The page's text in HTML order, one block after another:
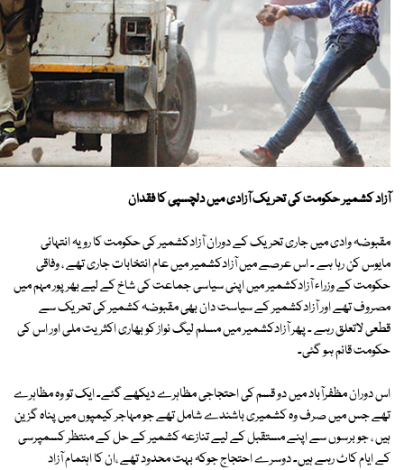
آزاد کشمیر حکومت کی تحریک آزادی میں دلچسپی کا فقدان
مقبوضہ وادی میں جاری تحریک کے دوران آزادکشمیر کی حکومت کا رویہ انتہائی
مایوس کن رہا ہے ۔ اس عرصے میں آزادکشمیر میں عام انتخابات جاری تھے ، وفاقی
حکومت کے وزراء آزادکشمیر میں اپنی سیاسی جماعت کی شاخ کے لیے بھرپور مہم میں
مصروف تھے اور آزادکشمیر کے سیاست دان بھی مقبوضہ کشمیر کی تحریک سے
قطعی لاتعلق رہے ۔ پھر آزادکشمیر میں مسلم لیگ نواز کو بھاری اکثریت ملی اور اس کی
حکومت قائم ہو گئی۔
اس دوران مظفرآباد میں دو قسم کی احتجاجی مظاہرے دیکھے گئے۔ ایک تو وہ مظاہرے
تھے جس میں صرف وہ کشمیری باشندے شامل تھے جو مہاجر کیمپوں میں پناہ گزین
ہیں ، جو برسوں سے اپنے مستقبل کے لیے تنازعہ کشمیر کے حل کے منتظر کسمپرسی
کے ایام کاٹ رہے ہیں۔ دوسرے احتجاج جوکہ بہت محدود تھے ،ان کا اہتمام آزاد